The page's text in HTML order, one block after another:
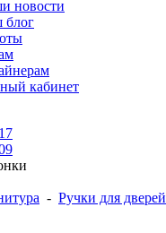
новости
кабинет
- Ручки для дверей